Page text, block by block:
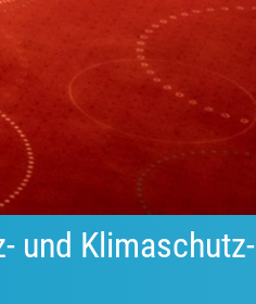
und Klimaschutz-